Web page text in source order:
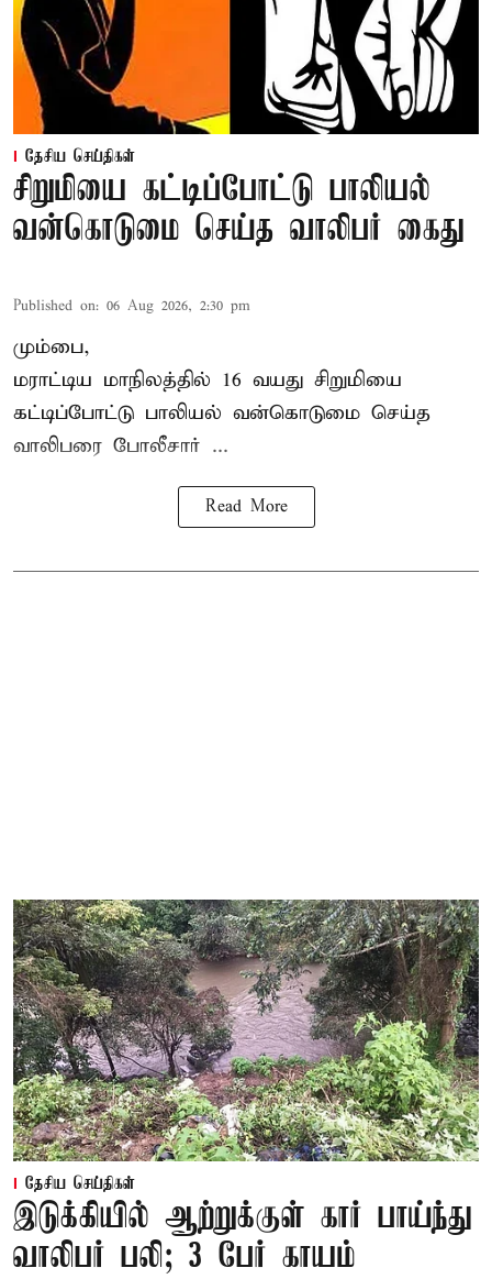
தேசிய செய்திகள்
சிறுமியை கட்டிப்போட்டு பாலியல்
வன்கொடுமை செய்த வாலிபர் கைது
Published on: 06 Aug 2026, 2:30 pm
மும்பை,
மராட்டிய மாநிலத்தில் 16 வயது சிறுமியை
கட்டிப்போட்டு பாலியல் வன்கொடுமை செய்த
வாலிபரை போலீசார் ...
Read More
தேசிய செய்திகள்
இடுக்கியில் ஆற்றுக்குள் கார் பாய்ந்து
வாலிபர் பலி; 3 பேர் காயம்